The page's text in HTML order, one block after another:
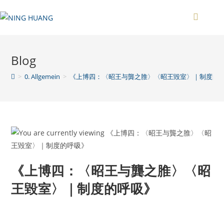
Inhalt
Blog
> 0. Allgemein > 《上博四：〈昭王与龔之脽〉〈昭王毀室〉｜制度的
《上博四：〈昭王与龔之脽〉〈昭
王毀室〉｜制度的呼吸》